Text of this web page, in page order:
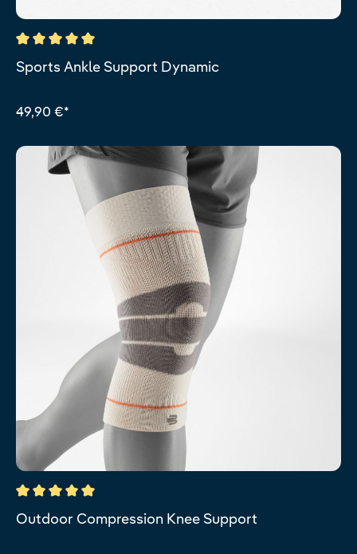
Durchschnittliche Bewertung von 5 von 5 Sternen
Sports Ankle Support Dynamic
49,90 €*
Durchschnittliche Bewertung von 5 von 5 Sternen
Outdoor Compression Knee Support